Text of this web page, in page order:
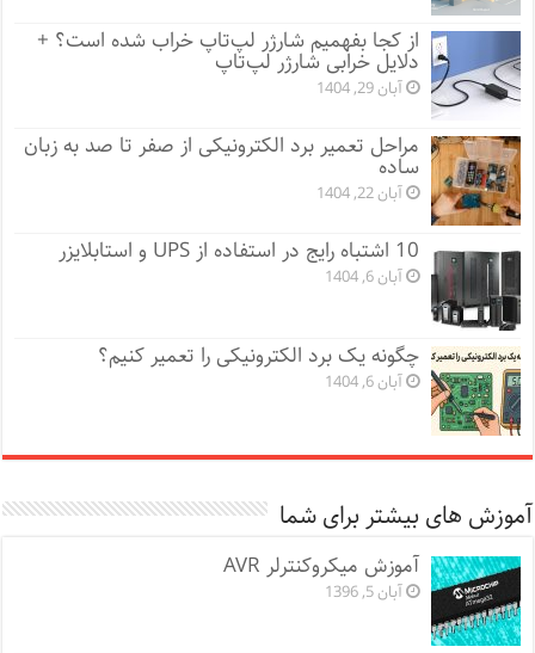
از کجا بفهمیم شارژر لپ‌تاپ خراب شده است؟ +
دلایل خرابی شارژر لپ‌تاپ
آبان 29, 1404
مراحل تعمیر برد الکترونیکی از صفر تا صد به زبان
ساده
آبان 22, 1404
10 اشتباه رایج در استفاده از UPS و استابلایزر
آبان 6, 1404
چگونه یک برد الکترونیکی را تعمیر کنیم؟
آبان 6, 1404
آموزش های بیشتر برای شما
آموزش میکروکنترلر AVR
آبان 5, 1396